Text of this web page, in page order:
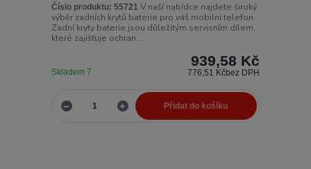
Číslo produktu: 55721V naší nabídce najdete široký
výběr zadních krytů baterie pro váš mobilní telefon.
Zadní kryty baterie jsou důležitým servisním dílem,
které zajišťuje ochran...
939,58 Kč
776,51 Kčbez DPH
Skladem 7
Přidat do košíku